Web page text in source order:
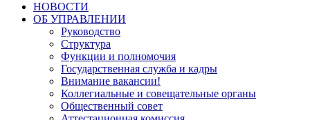
НОВОСТИ
ОБ УПРАВЛЕНИИ
Руководство
Структура
Функции и полномочия
Государственная служба и кадры
Внимание вакансии!
Коллегиальные и совещательные органы
Общественный совет